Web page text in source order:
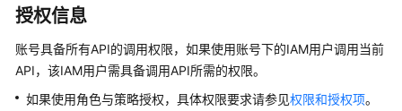
说
快
速
授权信息
账号具备所有API的调用权限，如果使用账号下的IAM用户调用当前
API，该IAM用户需具备调用API所需的权限。
如果使用角色与策略授权，具体权限要求请参见权限和授权项。